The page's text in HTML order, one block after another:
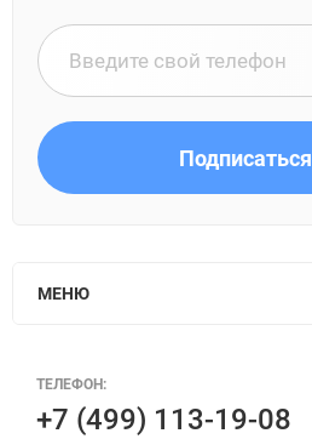
Подписаться
МЕНЮ
ТЕЛЕФОН:
+7 (499) 113-19-08